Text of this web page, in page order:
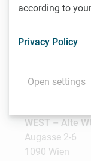
WEST – Alte
Augasse 2-6
1090 Wien
according to
Privacy Policy
Open settings